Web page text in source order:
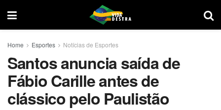
Home Esportes Notícias de Esportes
Santos anuncia saída de
Fábio Carille antes de
clássico pelo Paulistão